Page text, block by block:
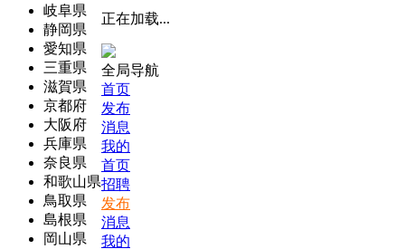
岐阜県
静岡県
愛知県
三重県
滋賀県
京都府
大阪府
兵庫県
奈良県
和歌山県
鳥取県
島根県
岡山県
正在加载...
全局导航
首页
发布
消息
我的
首页
招聘
发布
消息
我的